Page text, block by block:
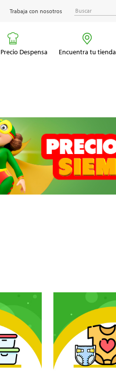
Trabaja con nosotros
Despensa Encuentra tu tienda